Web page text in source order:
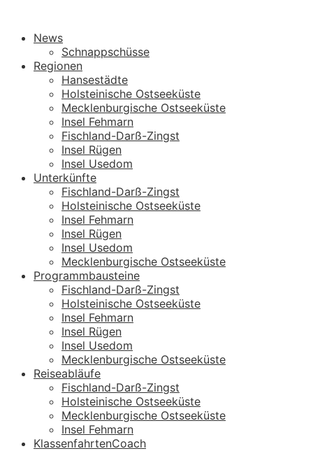
News
Schnappschüsse
Regionen
Hansestädte
Holsteinische Ostseeküste
Mecklenburgische Ostseeküste
Insel Fehmarn
Fischland-Darß-Zingst
Insel Rügen
Insel Usedom
Unterkünfte
Fischland-Darß-Zingst
Holsteinische Ostseeküste
Insel Fehmarn
Insel Rügen
Insel Usedom
Mecklenburgische Ostseeküste
Programmbausteine
Fischland-Darß-Zingst
Holsteinische Ostseeküste
Insel Fehmarn
Insel Rügen
Insel Usedom
Mecklenburgische Ostseeküste
Reiseabläufe
Fischland-Darß-Zingst
Holsteinische Ostseeküste
Mecklenburgische Ostseeküste
Insel Fehmarn
KlassenfahrtenCoach